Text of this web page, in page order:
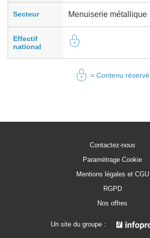
Secteur Menuiserie métallique
Effectif
national
= Contenu réservé
Contactez-nous
Paramétrage Cookie
Mentions légales et CGU
RGPD
Nos offres
Un site du groupe :